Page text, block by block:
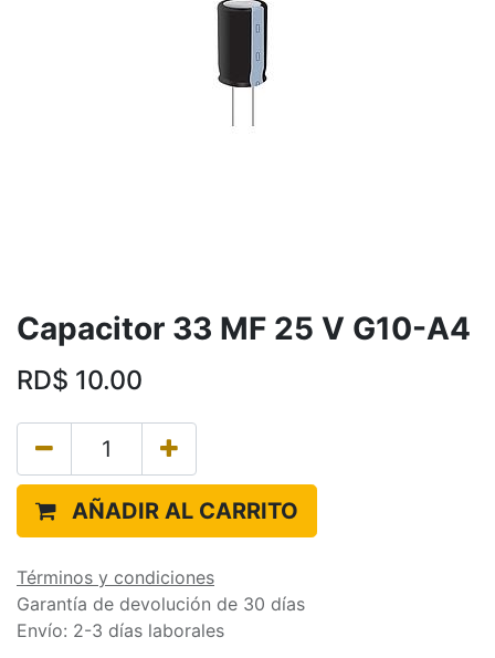
Capacitor 33 MF 25 V G10-A4
RD$ 10.00
AÑADIR AL CARRITO
Términos y condiciones
Garantía de devolución de 30 días
Envío: 2-3 días laborales